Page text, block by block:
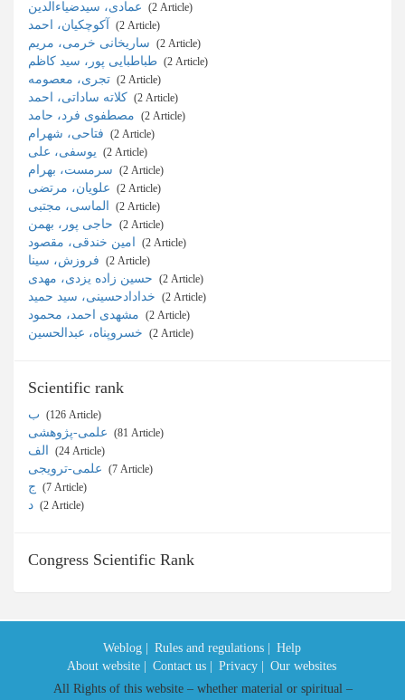
‎ (2 Article)
‎ (2 Article)
‎ (2 Article)
‎ (2 Article)
‎ (2 Article)
‎ (2 Article)
‎ (2 Article)
‎ (2 Article)
‎ (2 Article)
‎ (2 Article)
‎ (2 Article)
‎ (2 Article)
‎ (2 Article)
‎ (2 Article)
‎ (2 Article)
‎ (2 Article)
‎ (2 Article)
‎ (2 Article)
‎ (2 Article)
Scientific rank
‎ (126 Article)
‎ (81 Article)
‎ (24 Article)
‎ (7 Article)
‎ (7 Article)
‎ (2 Article)
Congress Scientific Rank
Weblog | Rules and regulations |
Help
About website |
Contact us | Privacy |
Our websites
All Rights of this website – whether material or spiritual –